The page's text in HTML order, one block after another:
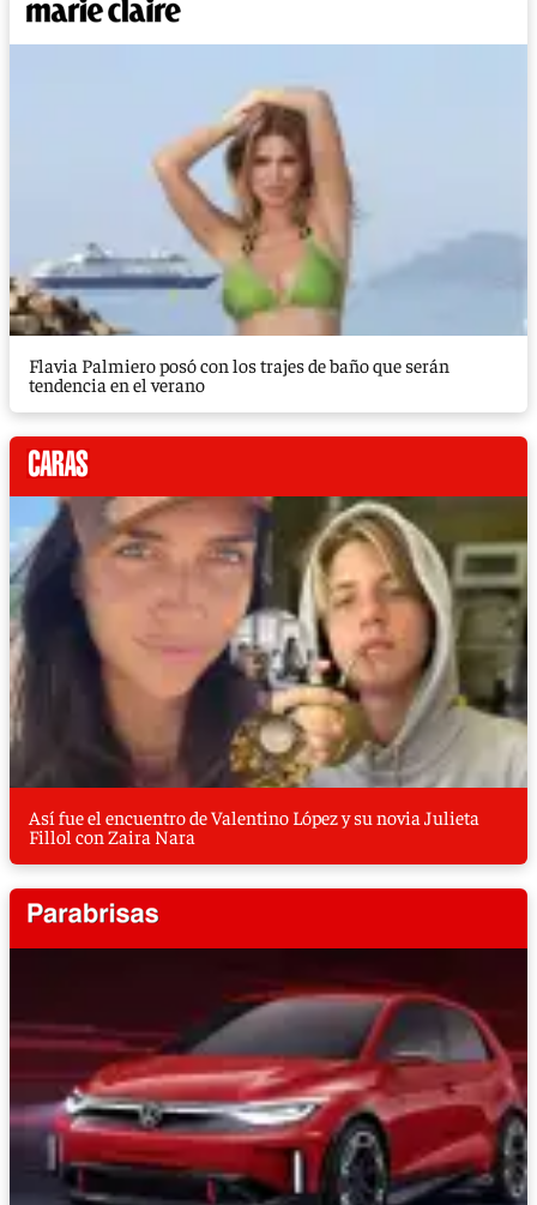
Flavia Palmiero posó con los trajes de baño que serán
tendencia en el verano
Así fue el encuentro de Valentino López y su novia Julieta
Fillol con Zaira Nara